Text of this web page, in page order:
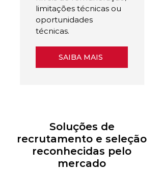
limitações técnicas ou
oportunidades
técnicas.
SAIBA MAIS
Soluções de
recrutamento e seleção
reconhecidas pelo
mercado